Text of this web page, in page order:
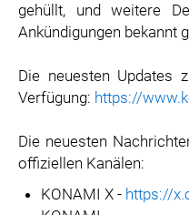
gehüllt, und weitere
Ankündigungen bekannt
Die neuesten Updates
Verfügung: https://
Die neuesten
offiziellen Kanälen:
KONAMI X - https://